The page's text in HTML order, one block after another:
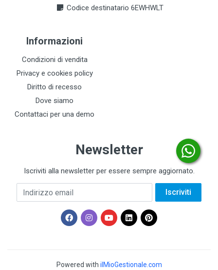
Codice destinatario 6EWHWLT
Informazioni
Condizioni di vendita
Privacy e cookies policy
Diritto di recesso
Dove siamo
Contattaci per una demo
Newsletter
Iscriviti alla newsletter per essere sempre aggiornato.
Indirizzo email Iscriviti
Powered with ilMioGestionale.com